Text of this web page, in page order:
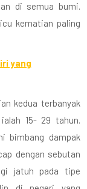
di semua bumi.
kematian paling
yang
kedua terbanyak
15- 29 tahun.
bimbang dampak
dengan sebutan
jatuh pada tipe